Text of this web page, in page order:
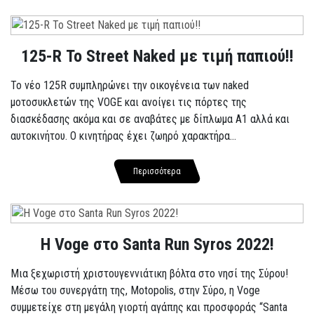
125-R Το Street Naked με τιμή παπιού!!
Το νέο 125R συμπληρώνει την οικογένεια των naked
μοτοσυκλετών της VOGE και ανοίγει τις πόρτες της
διασκέδασης ακόμα και σε αναβάτες με δίπλωμα A1 αλλά και
αυτοκινήτου. Ο κινητήρας έχει ζωηρό χαρακτήρα...
Περισσότερα
Η Voge στο Santa Run Syros 2022!
Μια ξεχωριστή χριστουγεννιάτικη βόλτα στο νησί της Σύρου!
Μέσω του συνεργάτη της, Motopolis, στην Σύρο, η Voge
συμμετείχε στη μεγάλη γιορτή αγάπης και προσφοράς “Santa